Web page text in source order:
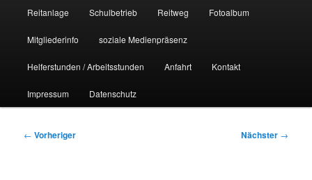
Reitanlage Schulbetrieb Reitweg Fotoalbum
Mitgliederinfo soziale Medienpräsenz
Helferstunden / Arbeitsstunden Anfahrt Kontakt
Impressum Datenschutz
Beitragsnavigation
← Vorheriger Nächster →